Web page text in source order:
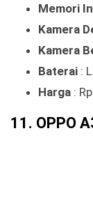
Memori
Kamera
Kamera
Baterai :
Harga :
11. OPPO